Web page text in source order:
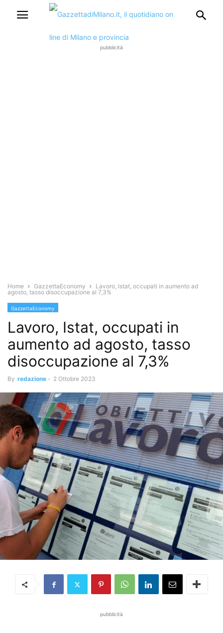
pubblicità
Home GazzettaEconomy
Lavoro, Istat, occupati in aumento ad
agosto, tasso disoccupazione al 7,3%
GazzettaEconomy
Lavoro, Istat, occupati in
aumento ad agosto, tasso
disoccupazione al 7,3%
By redazione - 2 Ottobre 2023
pubblicità